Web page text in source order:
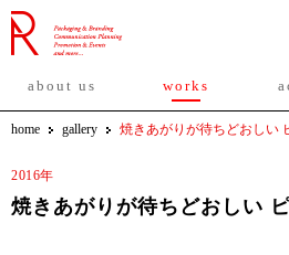
about us works
home gallery 焼きあがりが待ちどおしい
2016年
焼きあがりが待ちどおしい